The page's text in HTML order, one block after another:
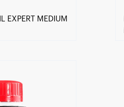
centro Motul
EXPERT MEDIUM